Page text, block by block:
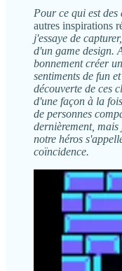
Pour ce qui est des
autres inspirations
j'essaye de
d'un game design.
bonnement créer
sentiments de fun
découverte de ces
d'une façon à la
de personnes
dernièrement,
notre héros
coïncidence.